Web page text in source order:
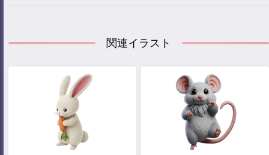
関連イラスト